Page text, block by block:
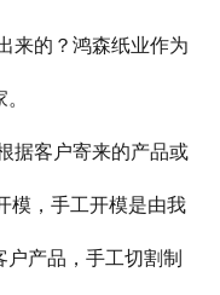
来的？鸿森纸业作为
据客户寄来的产品或
模，手工开模是由我
产品，手工切割制